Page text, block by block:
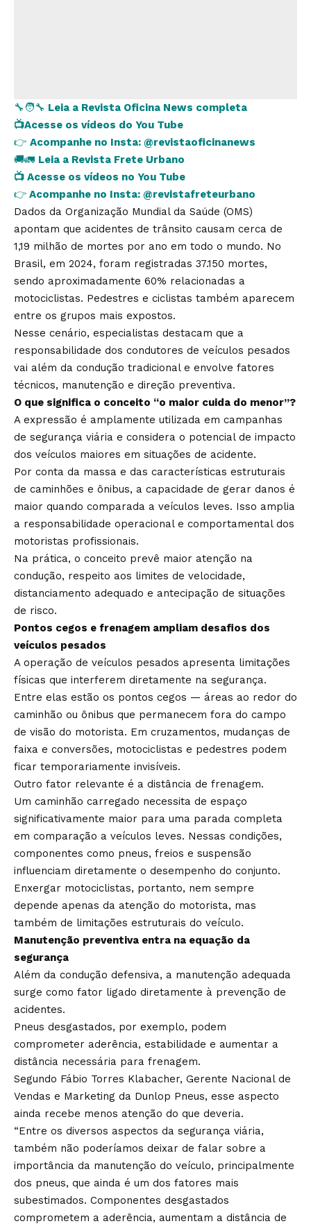
🔧🧑‍🔧 Leia a Revista Oficina News completa
📺Acesse os vídeos do You Tube
👉 Acompanhe no Insta: @revistaoficinanews
🚚🚛 Leia a Revista Frete Urbano
📺 Acesse os vídeos no You Tube
👉 Acompanhe no Insta: @revistafreteurbano
Dados da Organização Mundial da Saúde (OMS)
apontam que acidentes de trânsito causam cerca de
1,19 milhão de mortes por ano em todo o mundo. No
Brasil, em 2024, foram registradas 37.150 mortes,
sendo aproximadamente 60% relacionadas a
motociclistas. Pedestres e ciclistas também aparecem
entre os grupos mais expostos.
Nesse cenário, especialistas destacam que a
responsabilidade dos condutores de veículos pesados
vai além da condução tradicional e envolve fatores
técnicos, manutenção e direção preventiva.
O que significa o conceito “o maior cuida do menor”?
A expressão é amplamente utilizada em campanhas
de segurança viária e considera o potencial de impacto
dos veículos maiores em situações de acidente.
Por conta da massa e das características estruturais
de caminhões e ônibus, a capacidade de gerar danos é
maior quando comparada a veículos leves. Isso amplia
a responsabilidade operacional e comportamental dos
motoristas profissionais.
Na prática, o conceito prevê maior atenção na
condução, respeito aos limites de velocidade,
distanciamento adequado e antecipação de situações
de risco.
Pontos cegos e frenagem ampliam desafios dos
veículos pesados
A operação de veículos pesados apresenta limitações
físicas que interferem diretamente na segurança.
Entre elas estão os pontos cegos — áreas ao redor do
caminhão ou ônibus que permanecem fora do campo
de visão do motorista. Em cruzamentos, mudanças de
faixa e conversões, motociclistas e pedestres podem
ficar temporariamente invisíveis.
Outro fator relevante é a distância de frenagem.
Um caminhão carregado necessita de espaço
significativamente maior para uma parada completa
em comparação a veículos leves. Nessas condições,
componentes como pneus, freios e suspensão
influenciam diretamente o desempenho do conjunto.
Enxergar motociclistas, portanto, nem sempre
depende apenas da atenção do motorista, mas
também de limitações estruturais do veículo.
Manutenção preventiva entra na equação da
segurança
Além da condução defensiva, a manutenção adequada
surge como fator ligado diretamente à prevenção de
acidentes.
Pneus desgastados, por exemplo, podem
comprometer aderência, estabilidade e aumentar a
distância necessária para frenagem.
Segundo Fábio Torres Klabacher, Gerente Nacional de
Vendas e Marketing da Dunlop Pneus, esse aspecto
ainda recebe menos atenção do que deveria.
“Entre os diversos aspectos da segurança viária,
também não poderíamos deixar de falar sobre a
importância da manutenção do veículo, principalmente
dos pneus, que ainda é um dos fatores mais
subestimados. Componentes desgastados
comprometem a aderência, aumentam a distância de